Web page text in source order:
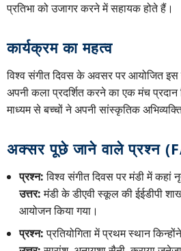
प्रतिभा को उजागर करने में सहायक होते हैं।
कार्यक्रम का महत्व
विश्व संगीत दिवस के अवसर पर आयोजित इस
अपनी कला प्रदर्शित करने का एक मंच
माध्यम से बच्चों ने अपनी सांस्कृतिक अभिव्यक्ति
अक्सर पूछे जाने वाले प्रश्न
प्रश्न:विश्व संगीत दिवस पर मंडी में कहां
उत्तर:मंडी के डीएवी स्कूल की ईईडीपी
आयोजन किया गया।
प्रश्न:प्रतियोगिता में प्रथम स्थान